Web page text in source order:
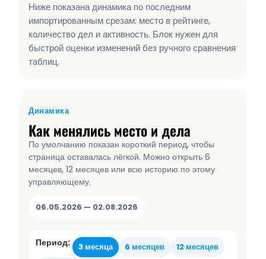
Ниже показана динамика по последним
импортированным срезам: место в рейтинге,
количество дел и активность. Блок нужен для
быстрой оценки изменений без ручного сравнения
таблиц.
Динамика
Как менялись место и дела
По умолчанию показан короткий период, чтобы
страница оставалась лёгкой. Можно открыть 6
месяцев, 12 месяцев или всю историю по этому
управляющему.
06.05.2026 — 02.08.2026
Период: 3 месяца 6 месяцев
12 месяцев